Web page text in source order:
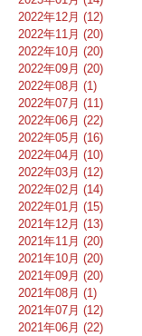
2022年12月 (12)
2022年11月 (20)
2022年10月 (20)
2022年09月 (20)
2022年08月 (1)
2022年07月 (11)
2022年06月 (22)
2022年05月 (16)
2022年04月 (10)
2022年03月 (12)
2022年02月 (14)
2022年01月 (15)
2021年12月 (13)
2021年11月 (20)
2021年10月 (20)
2021年09月 (20)
2021年08月 (1)
2021年07月 (12)
2021年06月 (22)